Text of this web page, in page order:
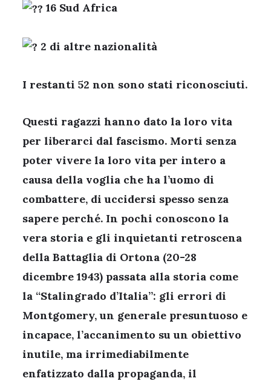
16 Sud Africa
2 di altre nazionalità
I restanti 52 non sono stati riconosciuti.
Questi ragazzi hanno dato la loro vita
per liberarci dal fascismo. Morti senza
poter vivere la loro vita per intero a
causa della voglia che ha l’uomo di
combattere, di uccidersi spesso senza
sapere perché. In pochi conoscono la
vera storia e gli inquietanti retroscena
della Battaglia di Ortona (20-28
dicembre 1943) passata alla storia come
la “Stalingrado d’Italia”: gli errori di
Montgomery, un generale presuntuoso e
incapace, l’accanimento su un obiettivo
inutile, ma irrimediabilmente
enfatizzato dalla propaganda, il